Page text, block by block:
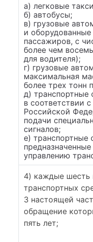
а) легковые
б) автобусы;
в) грузовые
и
пассажиров, с
более чем
для водителя);
г) грузовые
максимальная
более трех тонн
д) транспортные
в соответствии
Российской
подачи
сигналов;
е) транспортные
управлению
4) каждые шесть
транспортных
3 настоящей
обращение
пять лет;